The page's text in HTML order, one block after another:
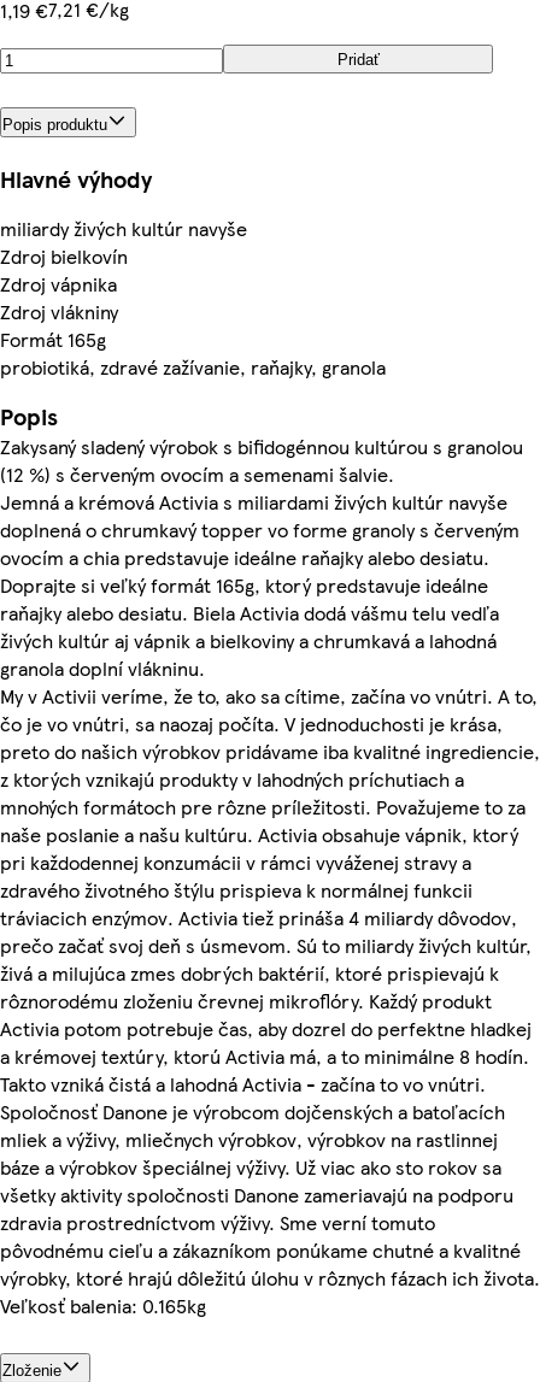
1,19 €7,21 €/kg
Pridať
Popis produktu
Hlavné výhody
miliardy živých kultúr navyše
Zdroj bielkovín
Zdroj vápnika
Zdroj vlákniny
Formát 165g
probiotiká, zdravé zažívanie, raňajky, granola
Popis
Zakysaný sladený výrobok s bifidogénnou kultúrou s granolou
(12 %) s červeným ovocím a semenami šalvie.
Jemná a krémová Activia s miliardami živých kultúr navyše
doplnená o chrumkavý topper vo forme granoly s červeným
ovocím a chia predstavuje ideálne raňajky alebo desiatu.
Doprajte si veľký formát 165g, ktorý predstavuje ideálne
raňajky alebo desiatu. Biela Activia dodá vášmu telu vedľa
živých kultúr aj vápnik a bielkoviny a chrumkavá a lahodná
granola doplní vlákninu.
My v Activii veríme, že to, ako sa cítime, začína vo vnútri. A to,
čo je vo vnútri, sa naozaj počíta. V jednoduchosti je krása,
preto do našich výrobkov pridávame iba kvalitné ingrediencie,
z ktorých vznikajú produkty v lahodných príchutiach a
mnohých formátoch pre rôzne príležitosti. Považujeme to za
naše poslanie a našu kultúru. Activia obsahuje vápnik, ktorý
pri každodennej konzumácii v rámci vyváženej stravy a
zdravého životného štýlu prispieva k normálnej funkcii
tráviacich enzýmov. Activia tiež prináša 4 miliardy dôvodov,
prečo začať svoj deň s úsmevom. Sú to miliardy živých kultúr,
živá a milujúca zmes dobrých baktérií, ktoré prispievajú k
rôznorodému zloženiu črevnej mikroflóry. Každý produkt
Activia potom potrebuje čas, aby dozrel do perfektne hladkej
a krémovej textúry, ktorú Activia má, a to minimálne 8 hodín.
Takto vzniká čistá a lahodná Activia - začína to vo vnútri.
Spoločnosť Danone je výrobcom dojčenských a batoľacích
mliek a výživy, mliečnych výrobkov, výrobkov na rastlinnej
báze a výrobkov špeciálnej výživy. Už viac ako sto rokov sa
všetky aktivity spoločnosti Danone zameriavajú na podporu
zdravia prostredníctvom výživy. Sme verní tomuto
pôvodnému cieľu a zákazníkom ponúkame chutné a kvalitné
výrobky, ktoré hrajú dôležitú úlohu v rôznych fázach ich života.
Veľkosť balenia: 0.165kg
Zloženie